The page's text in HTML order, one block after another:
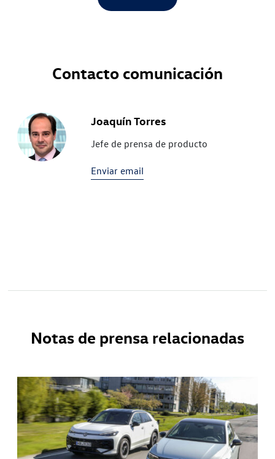
Contacto comunicación
Joaquín Torres
Jefe de prensa de producto
Enviar email
Notas de prensa relacionadas